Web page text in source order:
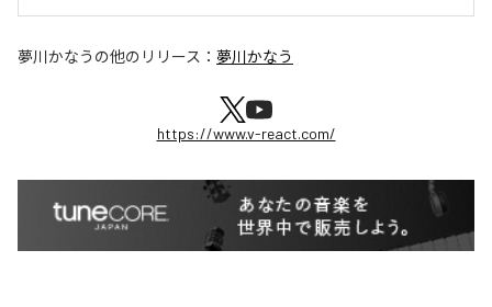
夢川かなう の他のリリース： 夢川かなう
https://www.v-react.com/